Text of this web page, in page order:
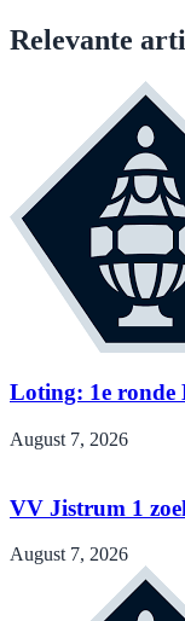
Relevante
Loting: 1e
August 7, 2026
VV Jistrum 1
August 7, 2026